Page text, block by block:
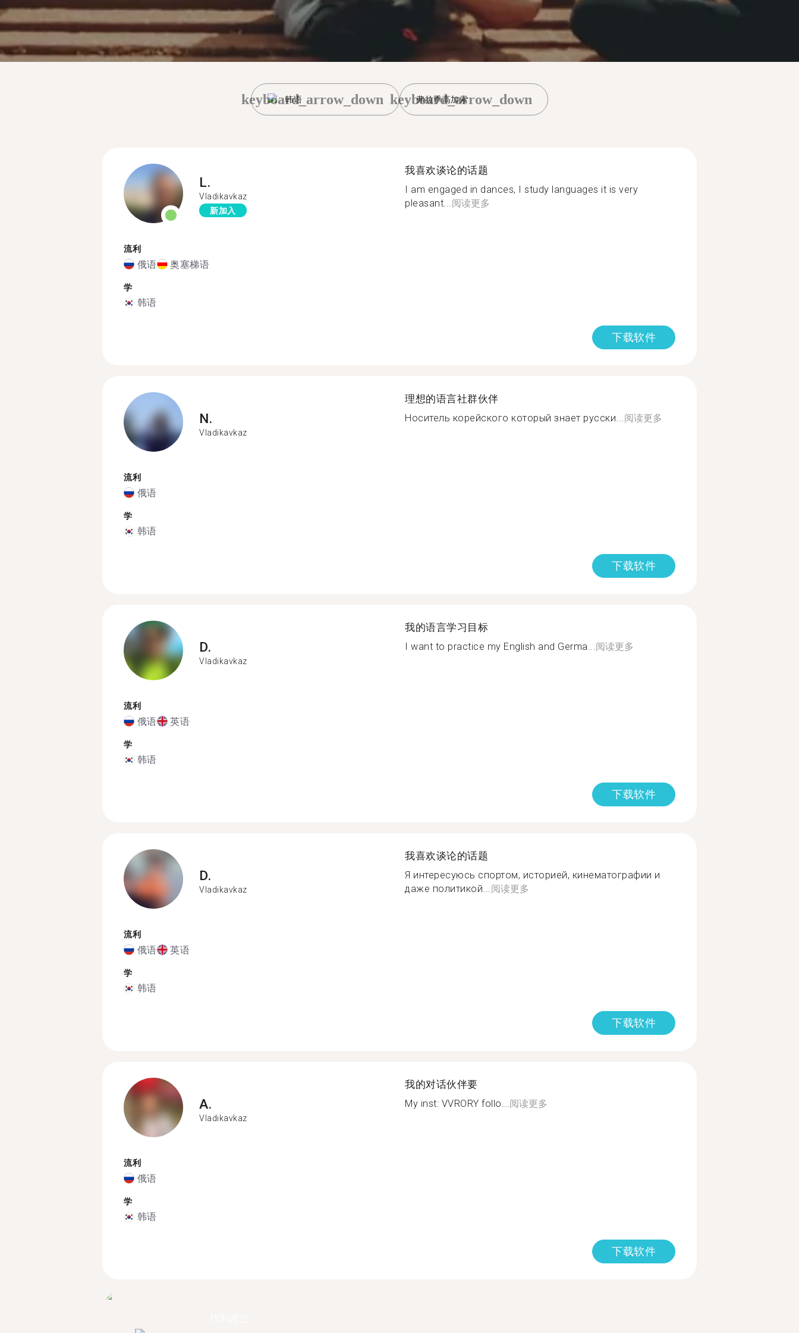
韩语
keyboard_arrow_down 弗拉季高加索
keyboard_arrow_down
L.
Vladikavkaz
新加入
流利
俄语 奥塞梯语
学
韩语
我喜欢谈论的话题
I am engaged in dances, I study languages it is very
pleasant...阅读更多
下载软件
N.
Vladikavkaz
流利
俄语
学
韩语
理想的语言社群伙伴
Носитель корейского который знает русски...阅读更多
下载软件
D.
Vladikavkaz
流利
俄语 英语
学
韩语
我的语言学习目标
I want to practice my English and Germa...阅读更多
下载软件
D.
Vladikavkaz
流利
俄语 英语
学
韩语
我喜欢谈论的话题
Я интересуюсь спортом, историей, кинематографии и
даже политикой...阅读更多
下载软件
A.
Vladikavkaz
流利
俄语
学
韩语
我的对话伙伴要
My inst: VVRORY follo...阅读更多
下载软件